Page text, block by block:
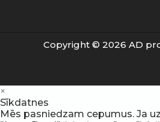
Copyright © 2026 AD
×
Sīkdatnes
Mēs pasniedzam cepumus. Ja